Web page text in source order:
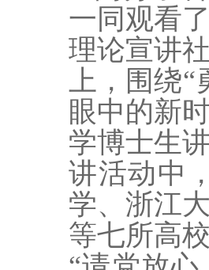
一同观看
理论宣讲
上，围绕“
眼中的新
学博士生
讲活动中
学、浙江
等七所高